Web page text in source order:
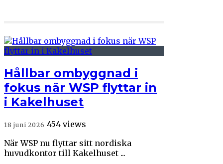
Hållbar ombyggnad i
fokus när WSP flyttar in
i Kakelhuset
18 juni 2026 454 views
När WSP nu flyttar sitt nordiska
huvudkontor till Kakelhuset ...